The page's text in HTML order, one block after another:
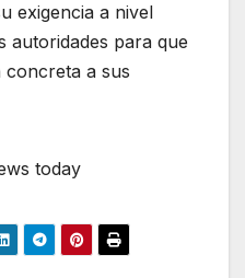
exigencia a nivel
autoridades para que
concreta a sus
today